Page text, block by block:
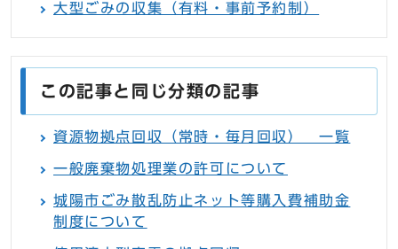
大型ごみの収集（有料・事前予約制）
この記事と同じ分類の記事
資源物拠点回収（常時・毎月回収） 一覧
一般廃棄物処理業の許可について
城陽市ごみ散乱防止ネット等購入費補助金
制度について